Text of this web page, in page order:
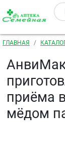
Перейти к
Строка
ГЛАВНАЯ
приёма
мёдом